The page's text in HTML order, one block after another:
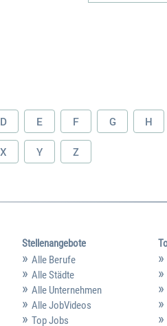
D E F G H
X Y Z
Stellenangebote
Alle Berufe
Alle Städte
Alle Unternehmen
Alle JobVideos
Top Jobs